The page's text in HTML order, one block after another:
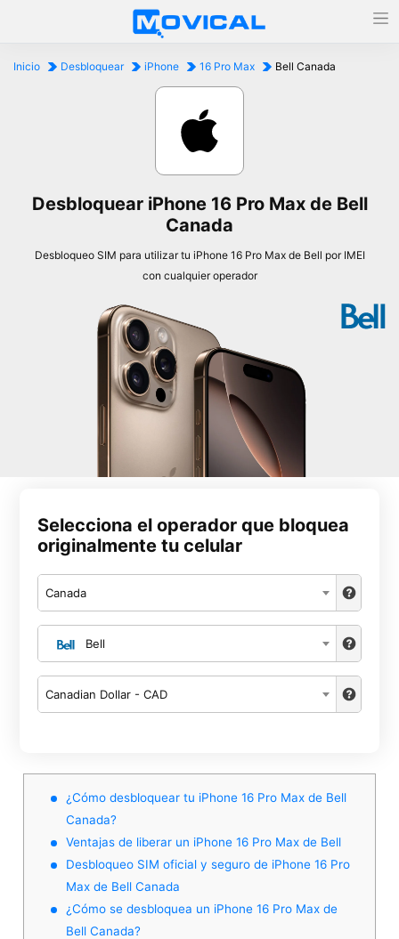
Inicio Desbloquear iPhone 16 Pro Max Bell Canada
Desbloquear iPhone 16 Pro Max de Bell
Canada
Desbloqueo SIM para utilizar tu iPhone 16 Pro Max de Bell por IMEI
con cualquier operador
Selecciona el operador que bloquea
originalmente tu celular
Canada
Bell
Canadian Dollar - CAD
¿Cómo desbloquear tu iPhone 16 Pro Max de Bell
Canada?
Ventajas de liberar un iPhone 16 Pro Max de Bell
Desbloqueo SIM oficial y seguro de iPhone 16 Pro
Max de Bell Canada
¿Cómo se desbloquea un iPhone 16 Pro Max de
Bell Canada?